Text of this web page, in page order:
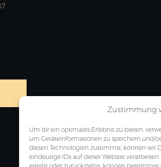
Zustimmung
Um dir ein optimales Erlebnis zu bieten,
um Geräteinformationen zu speichern und/
diesen Technologien zustimmst, können wir
eindeutige IDs auf dieser Website